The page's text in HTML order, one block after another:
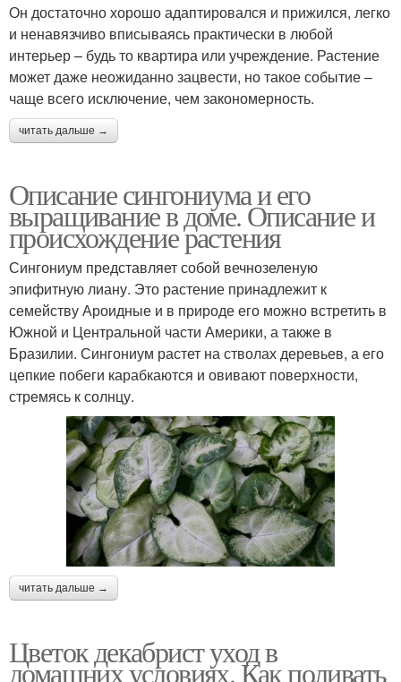
Он достаточно хорошо адаптировался и прижился, легко
и ненавязчиво вписываясь практически в любой
интерьер – будь то квартира или учреждение. Растение
может даже неожиданно зацвести, но такое событие –
чаще всего исключение, чем закономерность.
читать дальше →
Описание сингониума и его
выращивание в доме. Описание и
происхождение растения
Сингониум представляет собой вечнозеленую
эпифитную лиану. Это растение принадлежит к
семейству Ароидные и в природе его можно встретить в
Южной и Центральной части Америки, а также в
Бразилии. Сингониум растет на стволах деревьев, а его
цепкие побеги карабкаются и овивают поверхности,
стремясь к солнцу.
читать дальше →
Цветок декабрист уход в
домашних условиях. Как поливать